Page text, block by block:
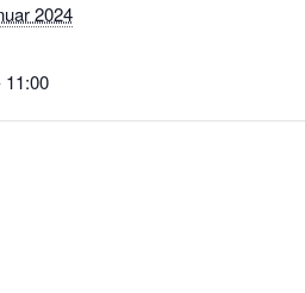
2024
11:00